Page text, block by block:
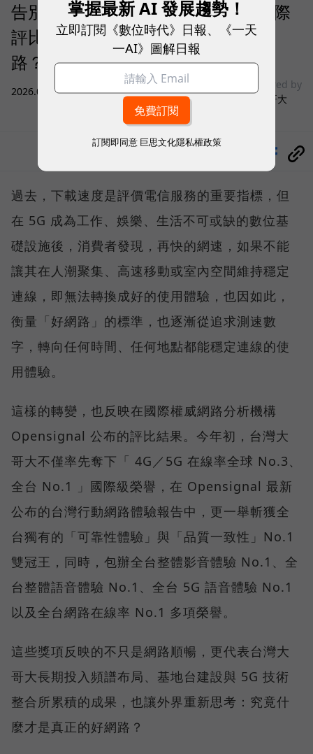
告別「極速迷思」！Opensignal 國際
評比揭密：什麼才是 5G 時代的好網
路？
2026.08.03|3C生活
sponsored by
台灣大哥大
過去，下載速度是評價電信服務的重要指標，但
在 5G 成為工作、娛樂、生活不可或缺的數位基
礎設施後，消費者發現，再快的網速，如果不能
讓其在人潮聚集、高速移動或室內空間維持穩定
連線，即無法轉換成好的使用體驗，也因如此，
衡量「好網路」的標準，也逐漸從追求測速數
字，轉向任何時間、任何地點都能穩定連線的使
用體驗。
這樣的轉變，也反映在國際權威網路分析機構
Opensignal 公布的評比結果。今年初，台灣大
哥大不僅率先奪下「 4G／5G 在線率全球 No.3、
全台 No.1 」國際級榮譽，在 Opensignal 最新
公布的台灣行動網路體驗報告中，更一舉斬獲全
台獨有的「可靠性體驗」與「品質一致性」No.1
雙冠王，同時，包辦全台整體影音體驗 No.1、全
台整體語音體驗 No.1、全台 5G 語音體驗 No.1
以及全台網路在線率 No.1 多項榮譽。
這些獎項反映的不只是網路順暢，更代表台灣大
哥大長期投入頻譜布局、基地台建設與 5G 技術
整合所累積的成果，也讓外界重新思考：究竟什
麼才是真正的好網路？
掌握最新 AI 發展趨勢！
立即訂閱《數位時代》日報、《一天
一AI》圖解日報
訂閱即同意 巨思文化隱私權政策